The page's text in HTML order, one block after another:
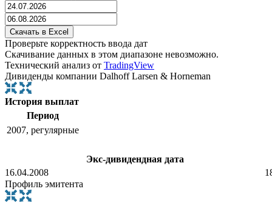
Проверьте корректность ввода дат
Скачивание данных в этом диапазоне невозможно.
Технический анализ от TradingView
Дивиденды компании Dalhoff Larsen & Horneman
История выплат
Период
2007, регулярные
Экс-дивидендная дата
16.04.2008
Профиль эмитента